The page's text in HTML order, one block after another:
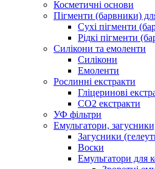
Косметичні основи
Пігменти (барвники)
Сухі пігменти
Рідкі пігменти
Силікони та емоленти
Силікони
Емоленти
Рослинні екстракти
Гліцеринові
СО2 екстракти
УФ фільтри
Емульгатори,
Загусники
Воски
Емульгатори для